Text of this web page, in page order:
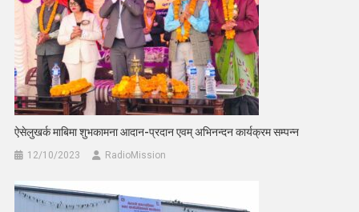
ऐसेलुखर्क माबिमा शुभकामना आदान-प्रदान एवम् अभिनन्दन कार्यक्रम सम्पन्न
12/10/2023 RadioMission